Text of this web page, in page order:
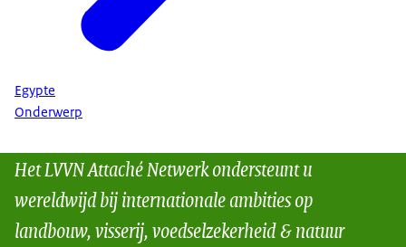
Egypte
Onderwerp
Het LVVN Attaché Netwerk ondersteunt u
wereldwijd bij internationale ambities op
landbouw, visserij, voedselzekerheid & natuur